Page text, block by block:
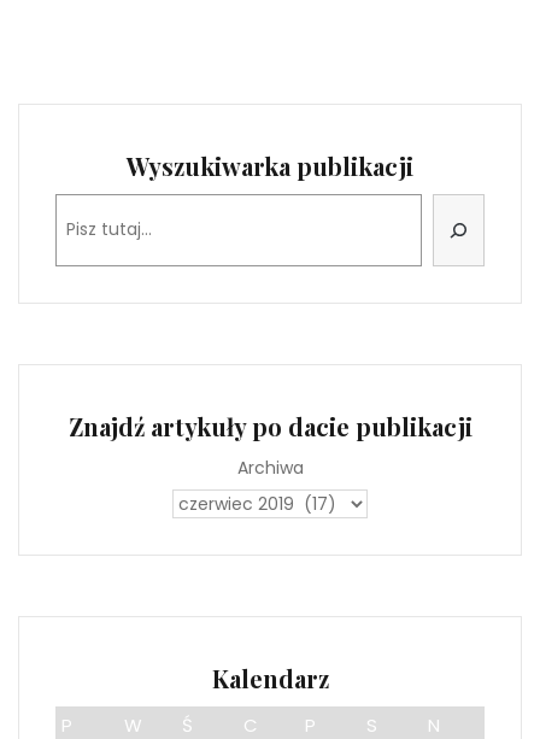
Wyszukiwarka publikacji
Znajdź artykuły po dacie publikacji
Archiwa
Kalendarz
P W Ś C P S N